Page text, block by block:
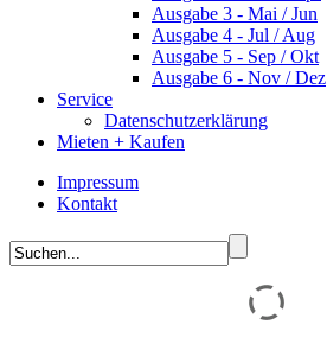
Ausgabe 3 - Mai / Jun
Ausgabe 4 - Jul / Aug
Ausgabe 5 - Sep / Okt
Ausgabe 6 - Nov / Dez
Service
Datenschutzerklärung
Mieten + Kaufen
Impressum
Kontakt